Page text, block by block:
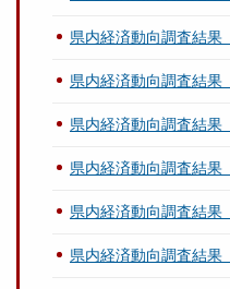
県内経済動向調査結果
県内経済動向調査結果
県内経済動向調査結果
県内経済動向調査結果
県内経済動向調査結果
県内経済動向調査結果